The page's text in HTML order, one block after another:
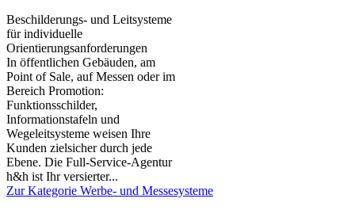
Beschilderungs- und Leitsysteme
für individuelle
Orientierungsanforderungen
In öffentlichen Gebäuden, am
Point of Sale, auf Messen oder im
Bereich Promotion:
Funktionsschilder,
Informationstafeln und
Wegeleitsysteme weisen Ihre
Kunden zielsicher durch jede
Ebene. Die Full-Service-Agentur
h&h ist Ihr versierter...
Zur Kategorie Werbe- und Messesysteme